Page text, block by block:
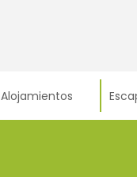
Alojamientos